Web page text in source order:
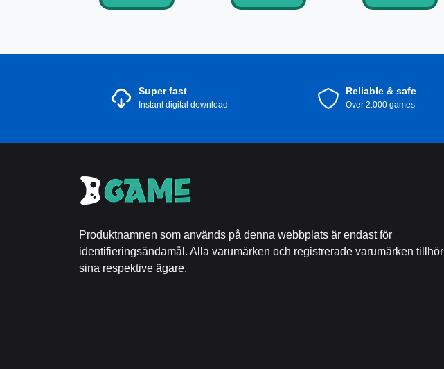
Super fast
Instant digital download
Reliable & safe
Over 2.000 games
Produktnamnen som används på denna webbplats är endast för
identifieringsändamål. Alla varumärken och registrerade varumärken tillhör
sina respektive ägare.